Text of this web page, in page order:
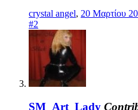
crystal angel, 20 Μαρτίου
#2
SM_Art_Lady